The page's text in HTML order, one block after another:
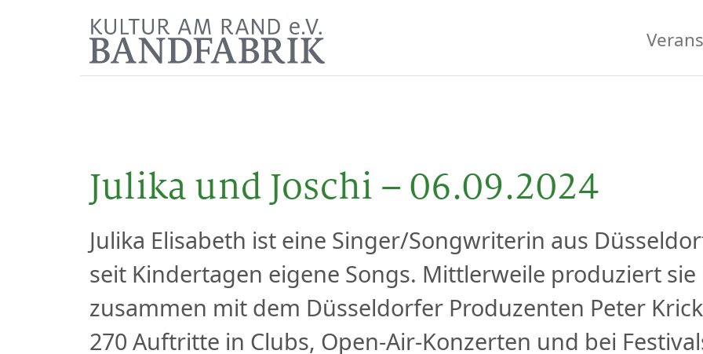
Julika und Joschi – 06.09.2024
Julika Elisabeth ist eine Singer/Songwriterin aus
seit Kindertagen eigene Songs. Mittlerweile produziert
zusammen mit dem Düsseldorfer Produzenten Peter
270 Auftritte in Clubs, Open-Air-Konzerten und bei